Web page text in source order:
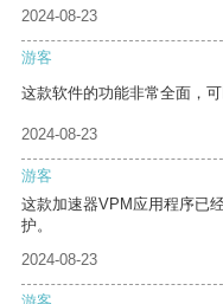
2024-08-23
游客
这款软件的功能非常全面，可
2024-08-23
游客
这款加速器VPM应用程序已
护。
2024-08-23